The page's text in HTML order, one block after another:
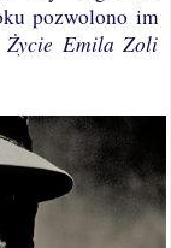
pozwolono im
Życie Emila Zoli